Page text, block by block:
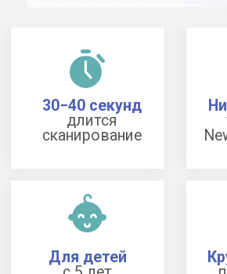
Записаться на КТ височных костей